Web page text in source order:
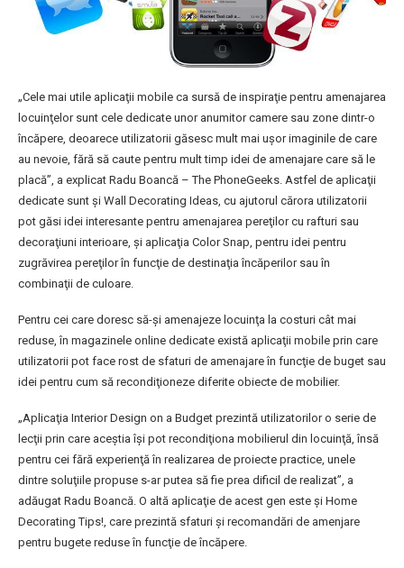
„Cele mai utile aplicaţii mobile ca sursă de inspiraţie pentru amenajarea
locuinţelor sunt cele dedicate unor anumitor camere sau zone dintr-o
încăpere, deoarece utilizatorii găsesc mult mai uşor imaginile de care
au nevoie, fără să caute pentru mult timp idei de amenajare care să le
placă”, a explicat Radu Boancă – The PhoneGeeks. Astfel de aplicaţii
dedicate sunt şi Wall Decorating Ideas, cu ajutorul cărora utilizatorii
pot găsi idei interesante pentru amenajarea pereţilor cu rafturi sau
decoraţiuni interioare, şi aplicaţia Color Snap, pentru idei pentru
zugrăvirea pereţilor în funcţie de destinaţia încăperilor sau în
combinaţii de culoare.
Pentru cei care doresc să-şi amenajeze locuinţa la costuri cât mai
reduse, în magazinele online dedicate există aplicaţii mobile prin care
utilizatorii pot face rost de sfaturi de amenajare în funcţie de buget sau
idei pentru cum să recondiţioneze diferite obiecte de mobilier.
„Aplicaţia Interior Design on a Budget prezintă utilizatorilor o serie de
lecţii prin care aceştia îşi pot recondiţiona mobilierul din locuinţă, însă
pentru cei fără experienţă în realizarea de proiecte practice, unele
dintre soluţiile propuse s-ar putea să fie prea dificil de realizat”, a
adăugat Radu Boancă. O altă aplicaţie de acest gen este şi Home
Decorating Tips!, care prezintă sfaturi şi recomandări de amenjare
pentru bugete reduse în funcţie de încăpere.